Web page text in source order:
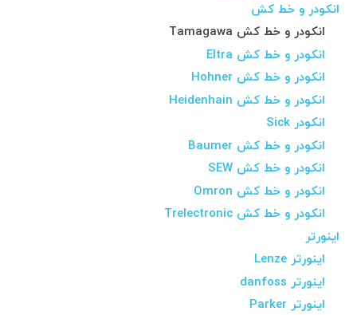
انکودر و خط کش
انکودر و خط کش Tamagawa
انکودر و خط کش Eltra
انکودر و خط کش Hohner
انکودر و خط کش Heidenhain
انکودر Sick
انکودر و خط کش Baumer
انکودر و خط کش SEW
انکودر و خط کش Omron
انکودر و خط کش Trelectronic
اینورتر
اینورتر Lenze
اینورتر danfoss
اینورتر Parker